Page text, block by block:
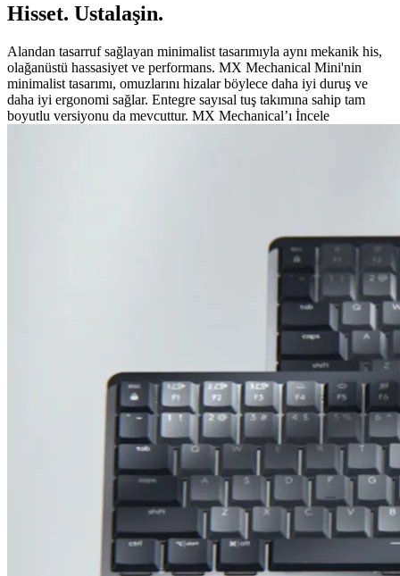
Hisset. Ustalaşin.
Alandan tasarruf sağlayan minimalist tasarımıyla aynı mekanik his,
olağanüstü hassasiyet ve performans. MX Mechanical Mini'nin
minimalist tasarımı, omuzlarını hizalar böylece daha iyi duruş ve
daha iyi ergonomi sağlar. Entegre sayısal tuş takımına sahip tam
boyutlu versiyonu da mevcuttur. MX Mechanical’ı İncele